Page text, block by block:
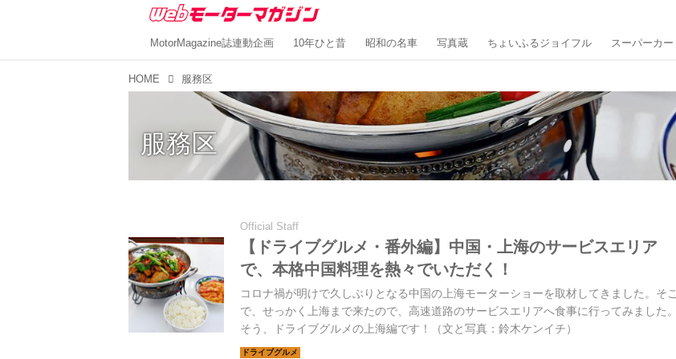
MotorMagazine誌連動企画 10年ひと昔 昭和の名車 写真蔵 ちょいふるジョイフル スーパーカー
HOME 服務区
服務区
Official Staff
【ドライブグルメ・番外編】中国・上海のサービスエリア
で、本格中国料理を熱々でいただく！
コロナ禍が明けで久しぶりとなる中国の上海モーターショーを取材してきました。そこ
で、せっかく上海まで来たので、高速道路のサービスエリアへ食事に行ってみました。
そう、ドライブグルメの上海編です！（文と写真：鈴木ケンイチ）